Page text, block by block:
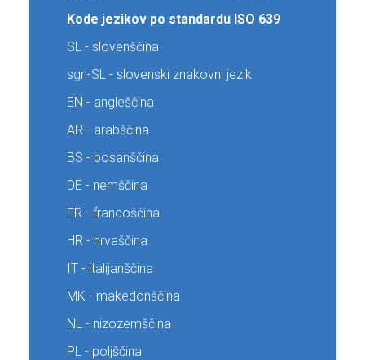
Kode jezikov po standardu ISO 639
SL - slovenščina
sgn-SL - slovenski znakovni jezik
EN - angleščina
AR - arabščina
BS - bosanščina
DE - nemščina
FR - francoščina
HR - hrvaščina
IT - italijanščina
MK - makedonščina
NL - nizozemščina
PL - poljščina